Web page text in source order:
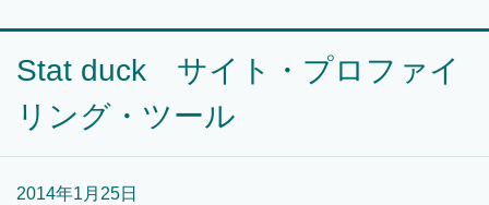
Stat duck サイト・プロファイ
リング・ツール
2014年1月25日